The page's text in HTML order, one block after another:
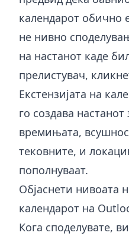
календарот обично
не нивно
на настанот каде
прелистувач,
Екстензијата на
го создава
времињата,
тековните, и
пополнуваат.
Објаснети нивоата
календарот на
Кога споделувате,